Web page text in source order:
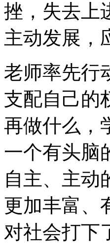
挫，失去上
主动发展，
老师率先行
支配自己的
再做什么，
一个有头脑
自主、主动
更加丰富、
对社会打下